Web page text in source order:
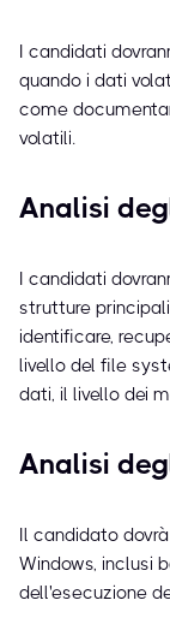
I candidati
quando i dati
come
volatili.
Analisi
I candidati
strutture
identificare,
livello del file
dati, il livello dei
Analisi
Il candidato
Windows, inclusi
dell'esecuzione